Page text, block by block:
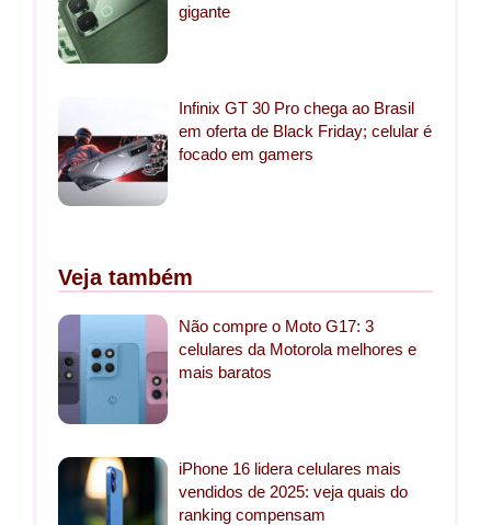
gigante
Infinix GT 30 Pro chega ao Brasil
em oferta de Black Friday; celular é
focado em gamers
Veja também
Não compre o Moto G17: 3
celulares da Motorola melhores e
mais baratos
iPhone 16 lidera celulares mais
vendidos de 2025: veja quais do
ranking compensam